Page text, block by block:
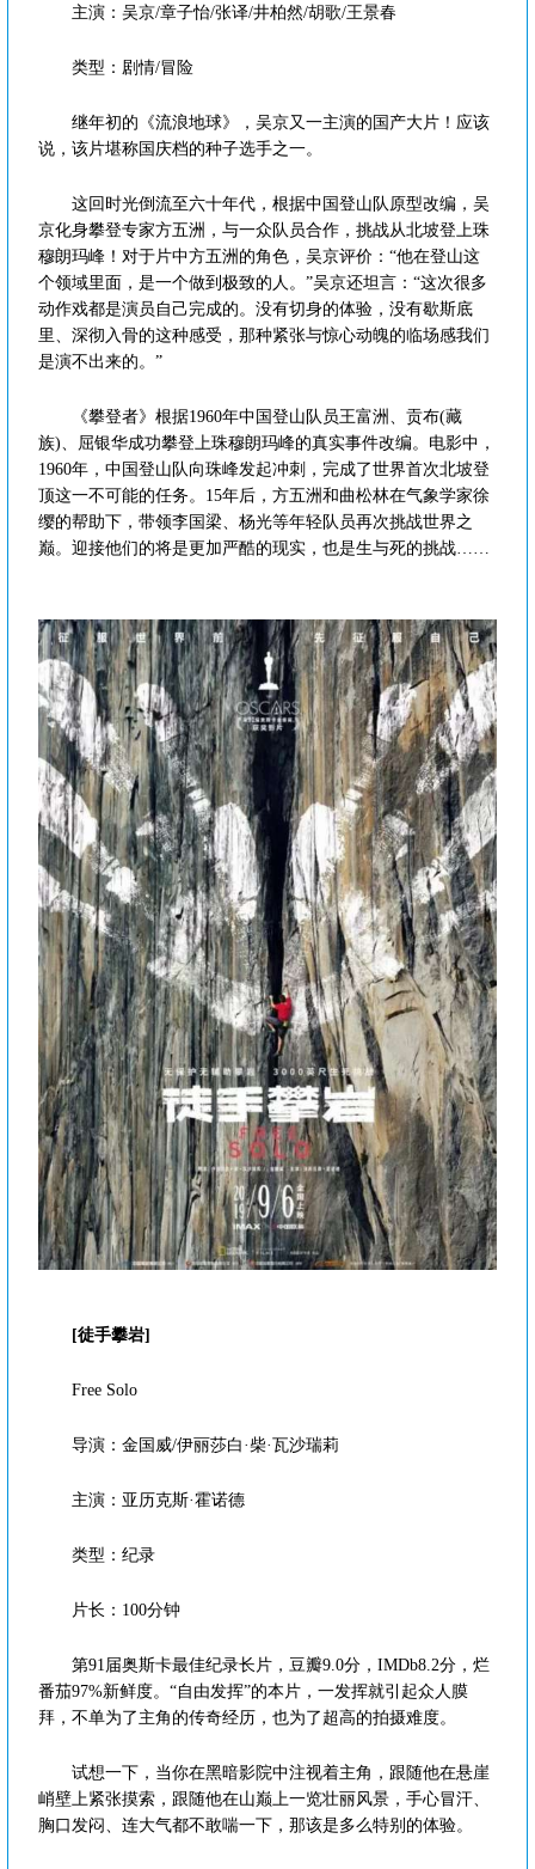
主演：吴京/章子怡/张译/井柏然/胡歌/王景春
类型：剧情/冒险
继年初的《流浪地球》，吴京又一主演的国产大片！应该
说，该片堪称国庆档的种子选手之一。
这回时光倒流至六十年代，根据中国登山队原型改编，吴
京化身攀登专家方五洲，与一众队员合作，挑战从北坡登上珠
穆朗玛峰！对于片中方五洲的角色，吴京评价：“他在登山这
个领域里面，是一个做到极致的人。”吴京还坦言：“这次很多
动作戏都是演员自己完成的。没有切身的体验，没有歇斯底
里、深彻入骨的这种感受，那种紧张与惊心动魄的临场感我们
是演不出来的。”
《攀登者》根据1960年中国登山队员王富洲、贡布(藏
族)、屈银华成功攀登上珠穆朗玛峰的真实事件改编。电影中，
1960年，中国登山队向珠峰发起冲刺，完成了世界首次北坡登
顶这一不可能的任务。15年后，方五洲和曲松林在气象学家徐
缨的帮助下，带领李国梁、杨光等年轻队员再次挑战世界之
巅。迎接他们的将是更加严酷的现实，也是生与死的挑战……
[徒手攀岩]
Free Solo
导演：金国威/伊丽莎白·柴·瓦沙瑞莉
主演：亚历克斯·霍诺德
类型：纪录
片长：100分钟
第91届奥斯卡最佳纪录长片，豆瓣9.0分，IMDb8.2分，烂
番茄97%新鲜度。“自由发挥”的本片，一发挥就引起众人膜
拜，不单为了主角的传奇经历，也为了超高的拍摄难度。
试想一下，当你在黑暗影院中注视着主角，跟随他在悬崖
峭壁上紧张摸索，跟随他在山巅上一览壮丽风景，手心冒汗、
胸口发闷、连大气都不敢喘一下，那该是多么特别的体验。